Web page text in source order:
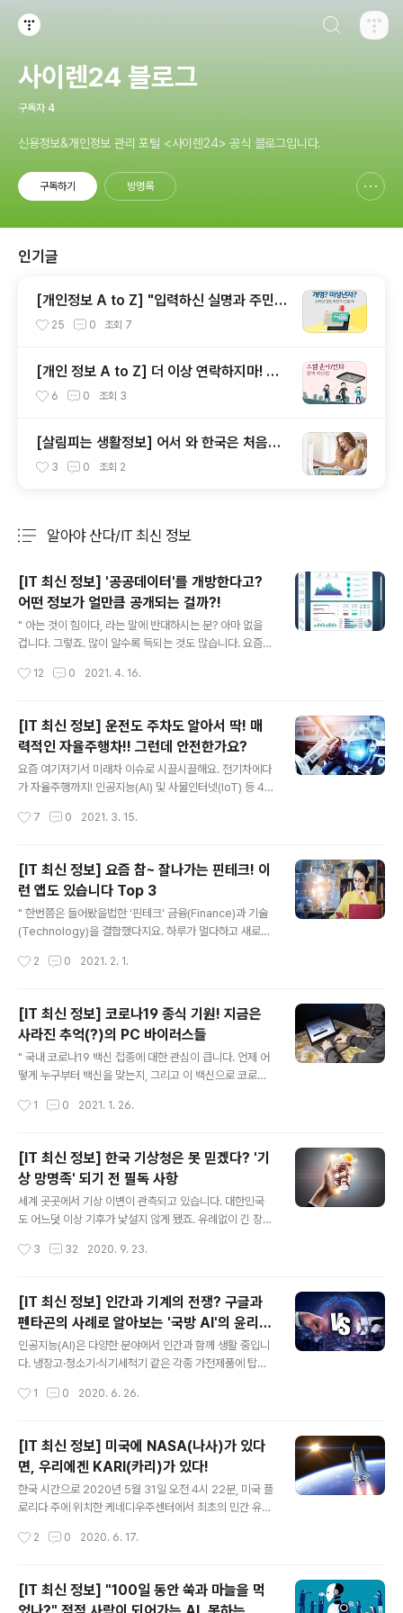
사이렌24 블로그
구독자 4
신용정보&개인정보 관리 포털 <사이렌24> 공식 블로그입니다.
구독하기 방명록
인기글
[개인정보 A to Z] "입력하신 실명과 주민번
호가 일치하지 않습니다." 도대체 왜? 인터넷
25 0 조회 7
[개인 정보 A to Z] 더 이상 연락하지마! 스
팸 문자/전화 완벽 차단법 - 개인신용정보 권
6 0 조회 3
[살림피는 생활정보] 어서 와 한국은 처음이
지? 외국인 친구가 열광하는 선물 추천해드
3 0 조회 2
알아야 산다/IT 최신 정보
[IT 최신 정보] '공공데이터'를 개방한다고?
어떤 정보가 얼만큼 공개되는 걸까?!
" 아는 것이 힘이다, 라는 말에 반대하시는 분? 아마 없을
겁니다. 그렇죠. 많이 알수록 득되는 것도 많습니다. 요즘
이다, 라는 말은 실로 '참'입니다. 이 맥락을 고려한다면, 공
될 것입니다. " 4월 1일 행정안전부는 「공공데이터 개방 2.
0 추진 전략」을 발표했습니다. 이미 운영 중인 공공데이터
개방 정책을 2.0 버전으로 업그레이드한다는 계획입니다.
골자는 이렇습니다. 더 다양한 공공데이터를 민관이 협업
해 신속히 제공한다, 라는 거죠. 어떤 내용인지 좀더 상세히
에 제공하는 데이터 공공데이터란 무엇을 의미하는지 먼저
12 0 2021. 4. 16.
[IT 최신 정보] 운전도 주차도 알아서 딱! 매
력적인 자율주행차!! 그런데 안전한가요?
요즘 여기저기서 미래차 이슈로 시끌시끌해요. 전기차에다
가 자율주행까지! 인공지능(AI) 및 사물인터넷(IoT) 등 4
니다. 자율주행차의 경우, 상상만해도 참 행복해집니다. 올
있는 것들이 참 많아지겠어요. 이렇게되면 직장에서 멀리
떨어진 곳에 살더라도 통근 시간에 스트레스 받지 않고 오
히려 그 시간을 즐길 수 있을 것 같습니다. 자율주행차는 AI
시스템을 기반으로 운행방법을 결정하기 때문에, 혹여라도
시스템의 오류나 기능상 장애가 발생하는 경우 운전자는
얼마 전에도 자율주행차가 사고를 일으켰다는 뉴스를 몇번
7 0 2021. 3. 15.
[IT 최신 정보] 요즘 참~ 잘나가는 핀테크! 이
런 앱도 있습니다 Top 3
" 한번쯤은 들어봤을법한 '핀테크' 금융(Finance)과 기술
(Technology)을 결합했다지요. 하루가 멀다하고 새로운
말 핫한 핀테크 업체들. 누가 더 편리하고 혁신적인 서비스
필자가 이것 저것 사용해보고 그 중에서도 이건 정말 편리
하다 싶은 앱만 골라봤어요. 혹시 이 서비스 사용하시는 분
있으신가요? ㅣ 내 보험 다 모아 나에게 꼭 맞게, 보맵(BO
MAPP) 평소엔 모르고 살다가 아프면 찾게되는 보험. 병원
게 여기저기 아픈 곳이 속출합니다. 그런데 여러분! 혹시
2 0 2021. 2. 1.
[IT 최신 정보] 코로나19 종식 기원! 지금은
사라진 추억(?)의 PC 바이러스들
" 국내 코로나19 백신 접종에 대한 관심이 큽니다. 언제 어
떻게 누구부터 백신을 맞는지, 그리고 이 백신으로 코로나1
머릿속을 가득 메웁니다. 하지만, 한 가지만은 분명할 것입
지않는다는 것! " 컴퓨터 사용자라면 누구나 악성 소프트웨
어(멀웨어, malware)의 위험을 알고 있을 텐데요. 노트북
이든 데스크톱이든 멀웨어의 공격 대상입니다. 피해를 경
험해본 분이라면 멀웨어라는 말만 들어도 부아가 치밀 거
예요. 이게 말이죠, 뭐가 가장 짜증스럽냐면 일단 한 번 공
스템 복구가 상당히 힘들다는 점입니다. 최악의 경우는 복
1 0 2021. 1. 26.
[IT 최신 정보] 한국 기상청은 못 믿겠다? '기
상 망명족' 되기 전 필독 사항
세계 곳곳에서 기상 이변이 관측되고 있습니다. 대한민국
도 어느덧 이상 기후가 낯설지 않게 됐죠. 유례없이 긴 장
외출할 때 스마트폰을 챙기는 것만큼이나 기상예보 확인은
합니다. 아시다시피 '기상 망명족'은 최근 생겨난 신조어입
니다. 국내 기상청 예보에만 의존하지 않고 해외 여러 나라
의 기상 관측을 적극적으로 참고하는 사람들. 이들이 바로
기상 망명족입니다. 어쩌면 지금, 이 순간에도 기상 망명을
상 망명족의 '최애'로 불리는 노르웨이 기상청, 체코의 기상
3 32 2020. 9. 23.
[IT 최신 정보] 인간과 기계의 전쟁? 구글과
펜타곤의 사례로 알아보는 '국방 AI'의 윤리적
이슈
인공지능(AI)은 다양한 분야에서 인간과 함께 생활 중입니
다. 냉장고·청소기·식기세척기 같은 각종 가전제품에 탑재
폼'을 구현하기도 하죠. 이렇듯 AI는 우리 일상에 편의를 더
데도 일조한답니다. '사이렌24' 블로그에서도 여러 번 소
개해드린 것처럼, AI는 시나브로 인간과의 공존을 향해 발
전해나가고 있습니다. 코로나19 같은 전염병 확산에 맞서
싸우는가 하면, 예술가처럼 그림을 그리거나 시를 씁니다.
(관련 글 보러 가기) 이제는 심지어 군대에 가기까지 합니
갖춰지지 않을까 싶은데요, 이 대목에서 윤리적 이슈가 발
1 0 2020. 6. 26.
[IT 최신 정보] 미국에 NASA(나사)가 있다
면, 우리에겐 KARI(카리)가 있다!
한국 시간으로 2020년 5월 31일 오전 4시 22분, 미국 플
로리다 주에 위치한 케네디우주센터에서 최초의 민간 유인
라는 이름의 이 우주선은 국제우주정거장(ISS, Internatio
던 두 우주비행사 밥 벤켄(Bob Behnken)과 더그 헐리(D
oug Hurley)는 최장 4개월간 ISS에 체류한 뒤 지구로 귀
2 0 2020. 6. 17.
[IT 최신 정보] "100일 동안 쑥과 마늘을 먹